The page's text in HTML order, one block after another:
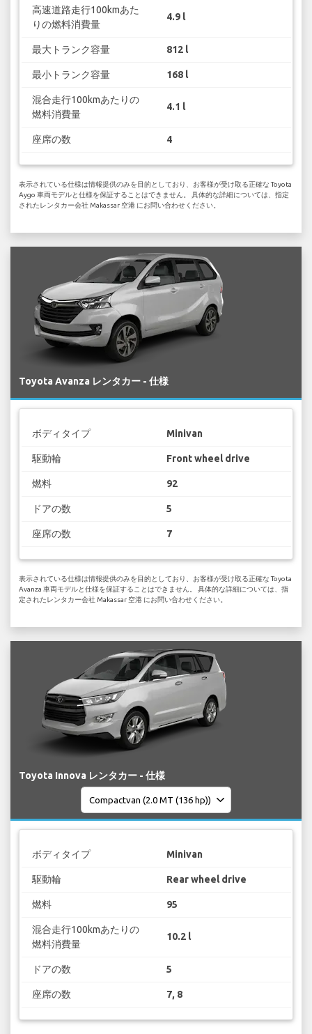
高速道路走行100kmあた
りの燃料消費量
4.9 l
最大トランク容量 812 l
最小トランク容量 168 l
混合走行100kmあたりの
燃料消費量
4.1 l
座席の数 4
表示されている仕様は情報提供のみを目的としており、お客様が受け取る正確な Toyota
Aygo 車両モデルと仕様を保証することはできません。 具体的な詳細については、指定
されたレンタカー会社 Makassar 空港 にお問い合わせください。
Toyota Avanza レンタカー - 仕様
ボディタイプ Minivan
駆動輪 Front wheel drive
燃料 92
ドアの数 5
座席の数 7
表示されている仕様は情報提供のみを目的としており、お客様が受け取る正確な Toyota
Avanza 車両モデルと仕様を保証することはできません。 具体的な詳細については、指
定されたレンタカー会社 Makassar 空港 にお問い合わせください。
Toyota Innova レンタカー - 仕様
ボディタイプ Minivan
駆動輪 Rear wheel drive
燃料 95
混合走行100kmあたりの
燃料消費量
10.2 l
ドアの数 5
座席の数 7, 8